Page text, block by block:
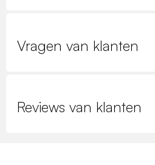
Vragen van klanten
Reviews van klanten